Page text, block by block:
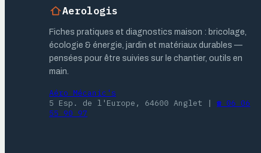
Aerologis
Fiches pratiques et diagnostics maison : bricolage,
écologie & énergie, jardin et matériaux durables —
pensées pour être suivies sur le chantier, outils en
main.
Aéro Mécanic's
5 Esp. de l'Europe, 64600 Anglet | ☎ 06 06
55 90 97